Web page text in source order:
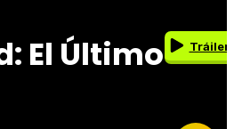
El Último Tráiler